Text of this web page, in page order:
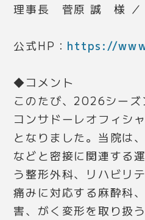
理事長 菅原 誠 様 ／
公式HP： https://
◆コメント
このたび、2026シーズ
コンサドーレオフィシ
となりました。当院は
などと密接に関連する
う整形外科、リハビリ
痛みに対応する麻酔科
害、がく変形を取り扱